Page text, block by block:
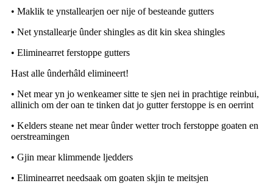
• Maklik te ynstallearjen oer nije of besteande gutters
• Net ynstallearje ûnder shingles as dit kin skea shingles
• Eliminearret ferstoppe gutters
Hast alle ûnderhâld elimineert!
• Net mear yn jo wenkeamer sitte te sjen nei in prachtige reinbui,
allinich om der oan te tinken dat jo gutter ferstoppe is en oerrint
• Kelders steane net mear ûnder wetter troch ferstoppe goaten en
oerstreamingen
• Gjin mear klimmende ljedders
• Eliminearret needsaak om goaten skjin te meitsjen